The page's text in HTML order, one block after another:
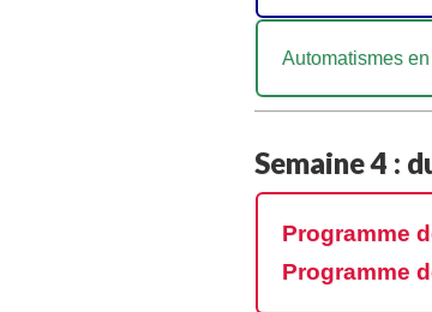
Automatismes
Semaine 4 :
Programme
Programme